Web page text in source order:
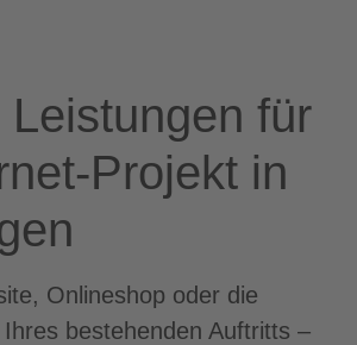
Leistungen für
Projekt in
Onlineshop oder die
bestehenden Auftritts –